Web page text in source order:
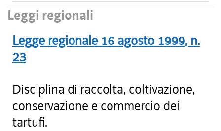
Leggi regionali
Legge regionale 16 agosto 1999, n.
23
Disciplina di raccolta, coltivazione,
conservazione e commercio dei
tartufi.